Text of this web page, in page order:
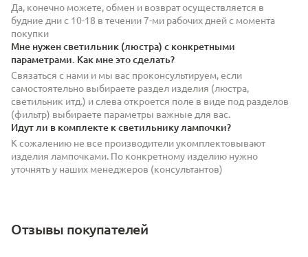
Да, конечно можете, обмен и возврат осуществляется в
будние дни с 10-18 в течении 7-ми рабочих дней с момента
покупки
Мне нужен светильник (люстра) с конкретными
параметрами. Как мне это сделать?
Связаться с нами и мы вас проконсультируем, если
самостоятельно выбираете раздел изделия (люстра,
светильник итд.) и слева откроется поле в виде под разделов
(фильтр) выбираете параметры важные для вас.
Идут ли в комплекте к светильнику лампочки?
К сожалению не все производители укомплектовывают
изделия лампочками. По конкретному изделию нужно
уточнять у наших менеджеров (консультантов)
Отзывы покупателей